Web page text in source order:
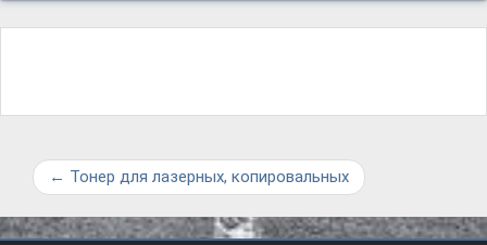
← Тонер для лазерных, копировальных